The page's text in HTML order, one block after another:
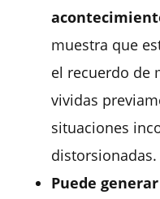
muestra que
el recuerdo de
vividas
situaciones
distorsionadas.
Puede